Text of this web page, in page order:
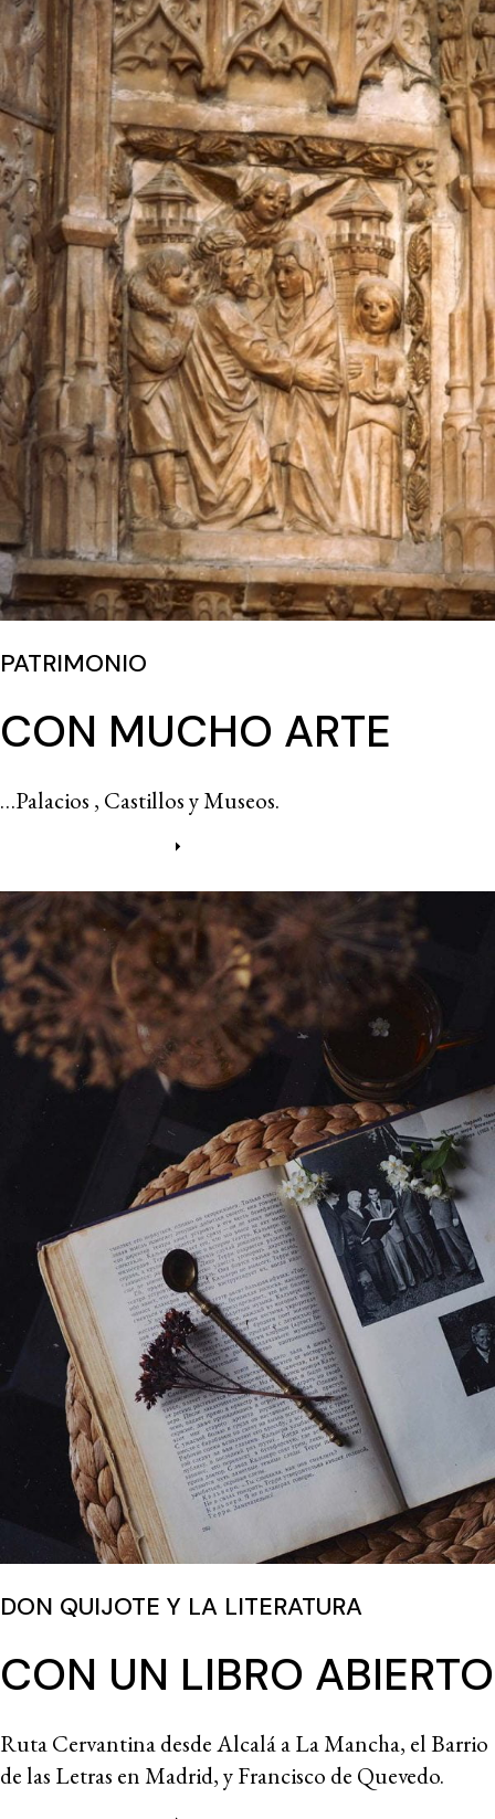
PATRIMONIO
CON MUCHO ARTE
…Palacios , Castillos y Museos.
DON QUIJOTE Y LA LITERATURA
CON UN LIBRO ABIERTO
Ruta Cervantina desde Alcalá a La Mancha, el Barrio
de las Letras en Madrid, y Francisco de Quevedo.